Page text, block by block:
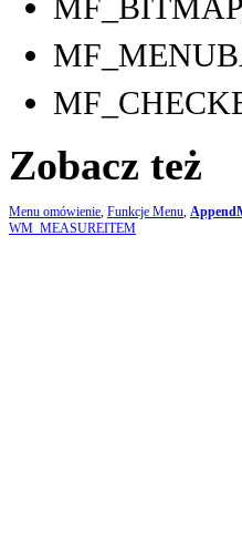
Zobacz też
Menu omówienie, Funkcje Menu,
WM_MEASUREITEM